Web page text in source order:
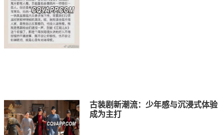
古装剧新潮流：少年感与沉浸式体验
成为主打